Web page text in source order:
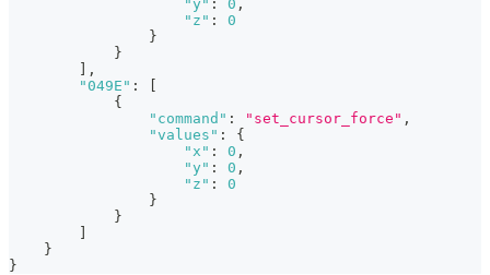
"y" : 0 ,
"z" :
0
}
}
] ,
"049E" :
[
{
"command" : "set_cursor_force" ,
"values" :
{
"x" : 0 ,
"y" : 0 ,
"z" :
0
}
}
]
}
}